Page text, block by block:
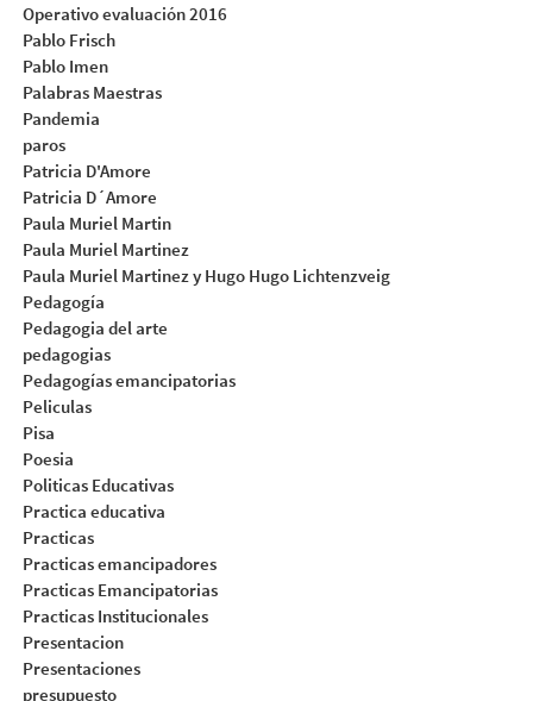
Operativo evaluación 2016
Pablo Frisch
Pablo Imen
Palabras Maestras
Pandemia
paros
Patricia D'Amore
Patricia D´Amore
Paula Muriel Martin
Paula Muriel Martinez
Paula Muriel Martinez y Hugo Hugo Lichtenzveig
Pedagogía
Pedagogia del arte
pedagogias
Pedagogías emancipatorias
Peliculas
Pisa
Poesia
Politicas Educativas
Practica educativa
Practicas
Practicas emancipadores
Practicas Emancipatorias
Practicas Institucionales
Presentacion
Presentaciones
presupuesto